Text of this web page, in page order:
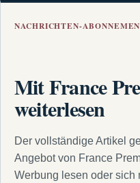
NACHRICHTEN-
Mit France
weiterlesen
Der vollständige Artikel
Angebot von France
Werbung lesen oder sich